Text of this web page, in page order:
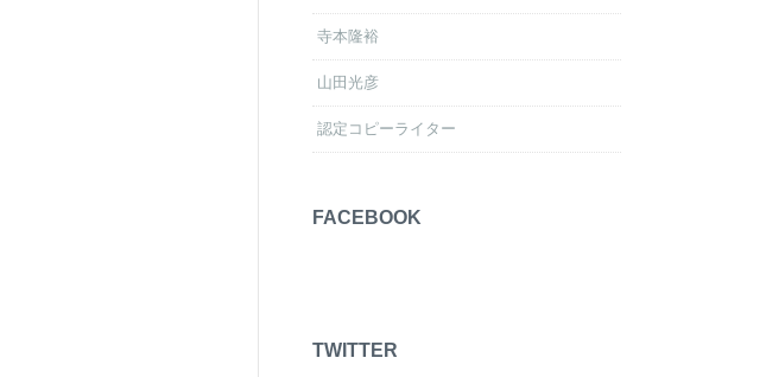
寺本隆裕
山田光彦
認定コピーライター
FACEBOOK
TWITTER